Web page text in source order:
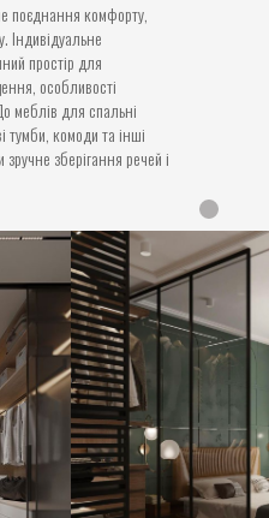
поєднання комфорту,
Індивідуальне
простір для
особливості
меблів для спальні
тумби, комоди та інші
зберігання речей і